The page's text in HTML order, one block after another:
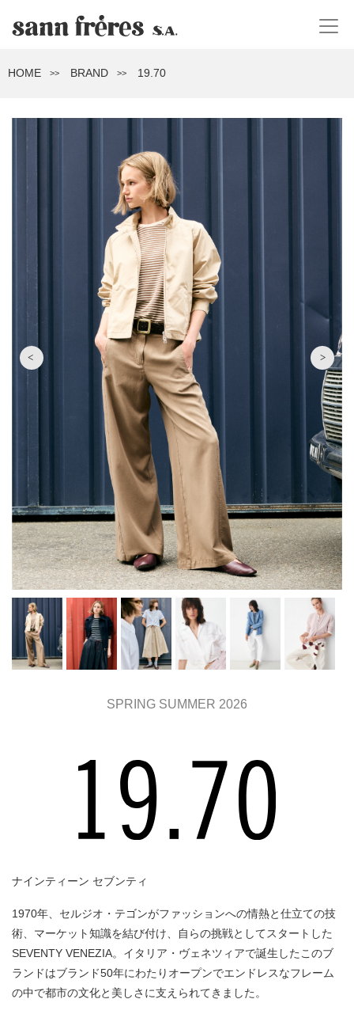
HOME BRAND 19.70
SPRING SUMMER 2026
ナインティーン セブンティ
1970年、セルジオ・テゴンがファッションへの情熱と仕立ての技
術、マーケット知識を結び付け、自らの挑戦としてスタートした
SEVENTY VENEZIA。イタリア・ヴェネツィアで誕生したこのブ
ランドはブランド50年にわたりオープンでエンドレスなフレーム
の中で都市の文化と美しさに支えられてきました。